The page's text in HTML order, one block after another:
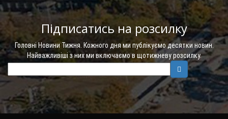
Підписатись на розсилку
Головні Новини Тижня. Кожного дня ми публікуємо десятки новин.
Найважливіші з них ми включаємо в щотижневу розсилку.